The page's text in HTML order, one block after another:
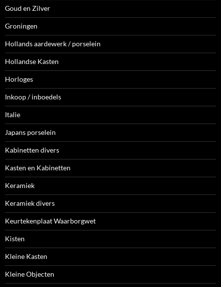
Goud en Zilver
Groningen
Hollands aardewerk / porselein
Hollandse Kasten
Horloges
Inkoop / inboedels
Italie
Japans porselein
Kabinetten divers
Kasten en Kabinetten
Keramiek
Keramiek divers
Keurtekenplaat Waarborgwet
Kisten
Kleine Kasten
Kleine Objecten